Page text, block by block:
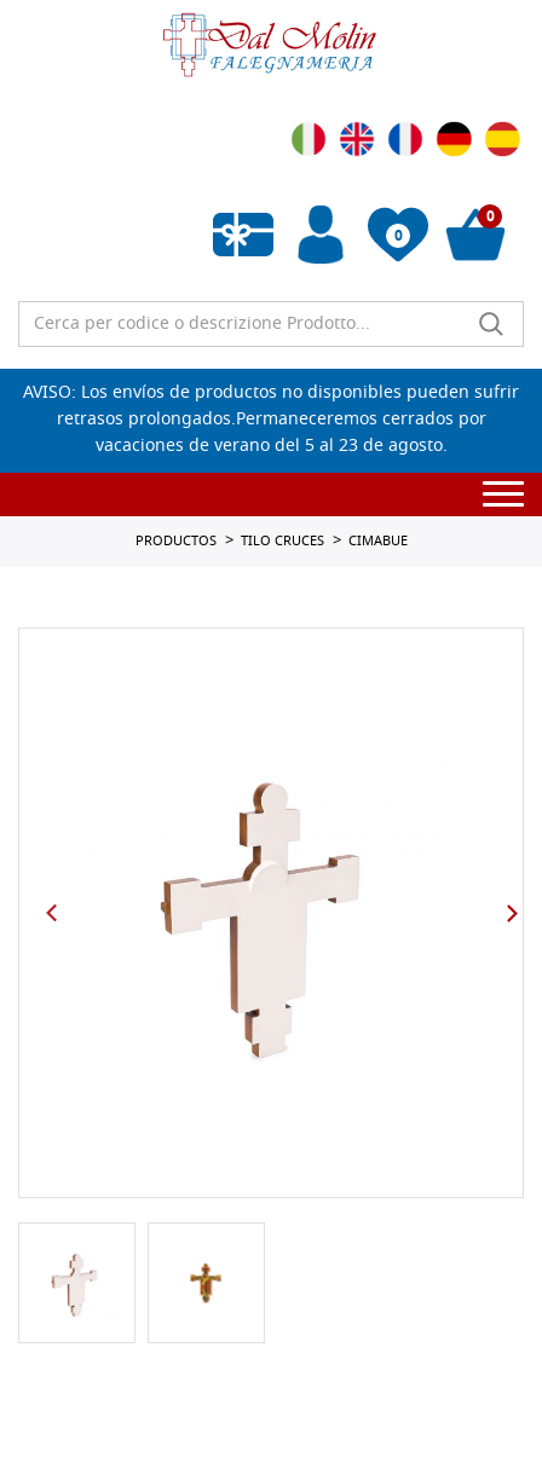
0
Lista de deseos vacía
0
AVISO: Los envíos de productos no disponibles pueden sufrir
retrasos prolongados.Permaneceremos cerrados por
vacaciones de verano del 5 al 23 de agosto.
PRODUCTOS TILO CRUCES CIMABUE